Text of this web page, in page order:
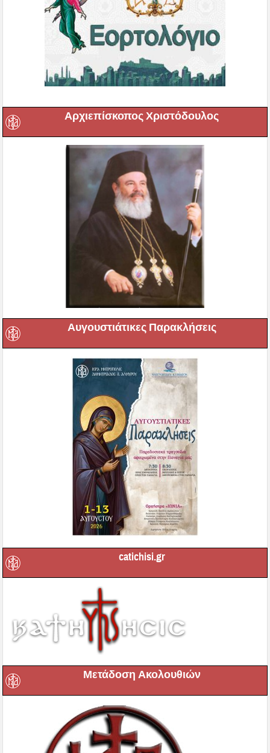
Αρχιεπίσκοπος Χριστόδουλος
Αυγουστιάτικες Παρακλήσεις
catichisi.gr
Μετάδοση Ακολουθιών